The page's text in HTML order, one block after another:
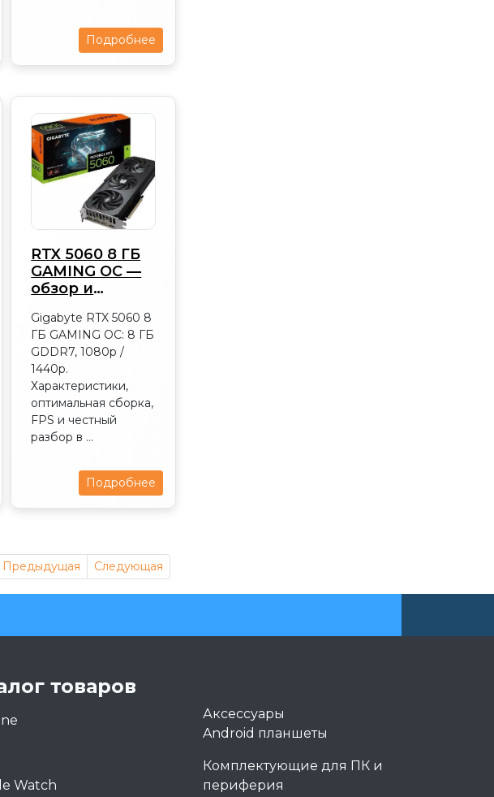
Подробнее
RTX 5060 8 ГБ
GAMING OC —
обзор и
| Device365
Gigabyte RTX 5060 8
ГБ GAMING OC: 8 ГБ
GDDR7, 1080p /
1440p.
Характеристики,
оптимальная сборка,
FPS и честный
разбор в ...
Подробнее
Предыдущая Следующая
товаров
Watch
Аксессуары
Android планшеты
Комплектующие для ПК и
периферия